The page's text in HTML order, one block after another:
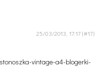
25/03/2013, 17:17
vintage-a4-blogerki-